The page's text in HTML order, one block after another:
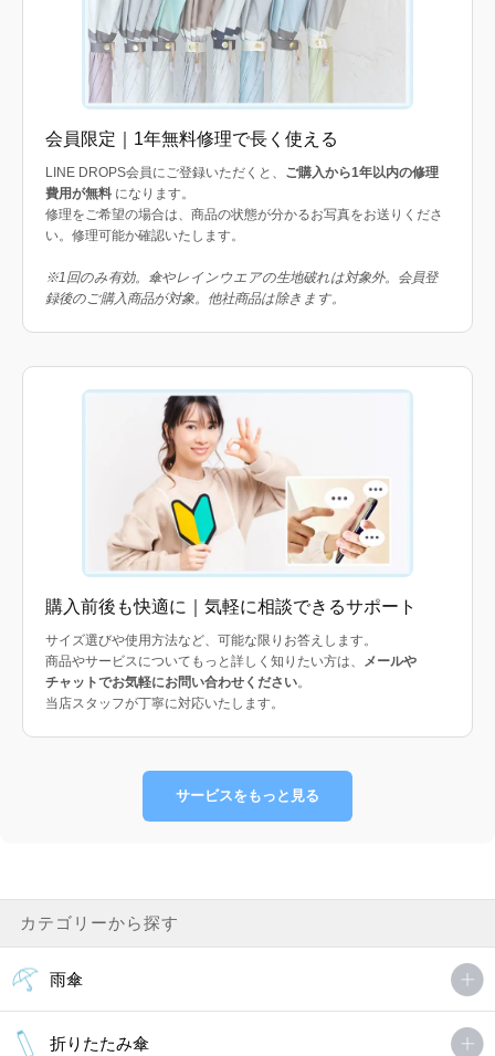
会員限定｜1年無料修理で長く使える
LINE DROPS会員にご登録いただくと、 ご購入から1年以内の修理
費用が無料 になります。
修理をご希望の場合は、商品の状態が分かるお写真をお送りくださ
い。修理可能か確認いたします。
※1回のみ有効。傘やレインウエアの生地破れは対象外。会員登
録後のご購入商品が対象。他社商品は除きます。
購入前後も快適に｜気軽に相談できるサポート
サイズ選びや使用方法など、可能な限りお答えします。
商品やサービスについてもっと詳しく知りたい方は、
メールや
チャットでお気軽にお問い合わせください。
当店スタッフが丁寧に対応いたします。
サービスをもっと見る
カテゴリーから探す
雨傘
折りたたみ傘